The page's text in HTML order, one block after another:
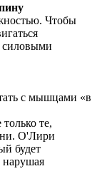
Чтобы
силовыми
с мышцами «в
те,
О'Лири
будет